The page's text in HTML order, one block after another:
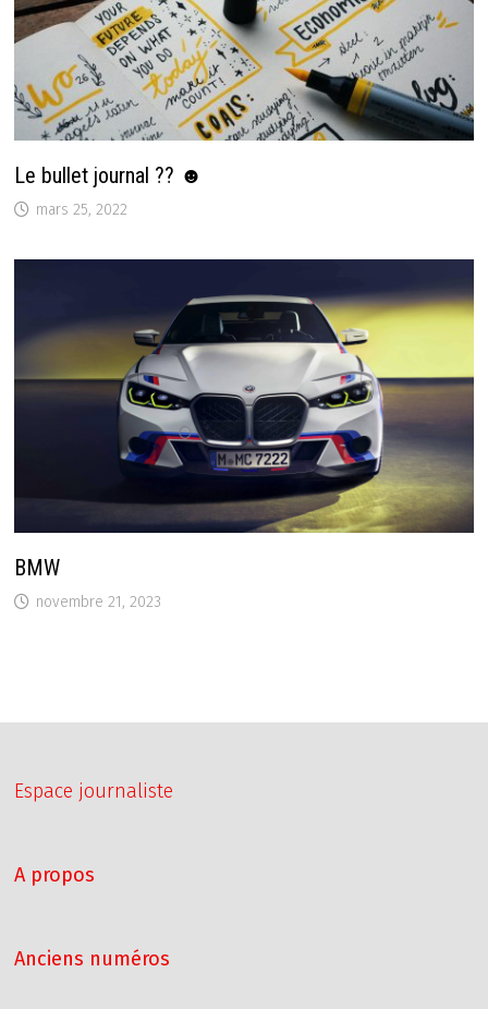
Le bullet journal ?? ☻
mars 25, 2022
BMW
novembre 21, 2023
Espace journaliste
A propos
Anciens numéros